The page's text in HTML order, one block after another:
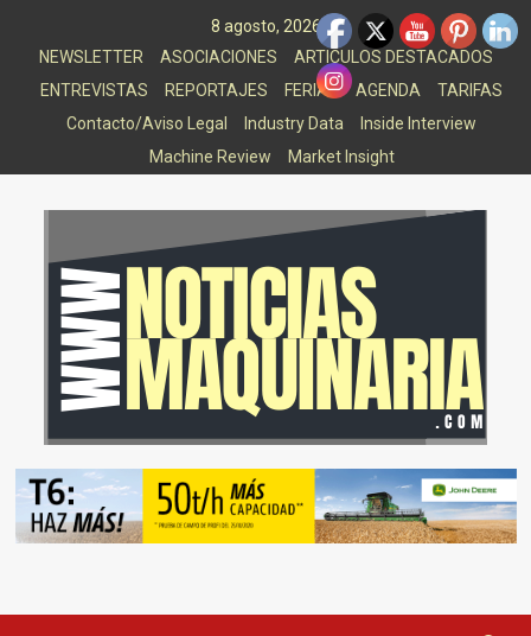
8 agosto, 2026
NEWSLETTER
ASOCIACIONES
ARTICULOS DESTACADOS
ENTREVISTAS
REPORTAJES FERIAS AGENDA
TARIFAS
Contacto/Aviso Legal
Industry Data
Inside Interview
Machine Review
Market Insight